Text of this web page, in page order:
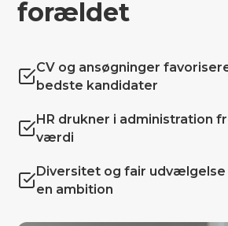
forældet
CV og ansøgninger
bedste kandidater
HR drukner i administration
værdi
Diversitet og fair
en ambition